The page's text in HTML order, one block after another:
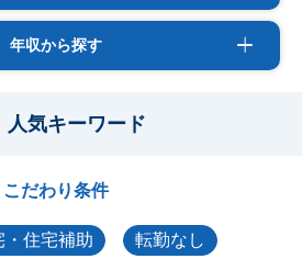
年収から探す
人気キーワード
こだわり条件
・住宅補助 転勤なし